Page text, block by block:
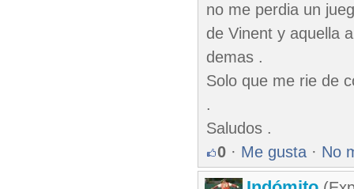
no me perdia un
de Vinent y aquella
demas .
Solo que me rie de
.
Saludos .
0 · Me gusta · No